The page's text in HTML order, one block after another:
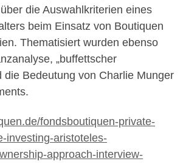
die Auswahlkriterien eines
beim Einsatz von Boutiquen
Thematisiert wurden ebenso
„buffettscher
die Bedeutung von Charlie Munger
fondsboutiquen-private-
investing-aristoteles-
approach-interview-